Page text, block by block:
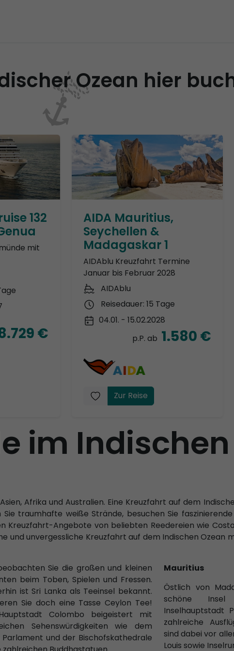
Ozean hier
132
mit
€
AIDA Mauritius,
Seychellen &
Madagaskar 1
AIDAblu Kreuzfahrt Termine
Januar bis Februar 2028
AIDAblu
Reisedauer: 15 Tage
04.01. - 15.02.2028
p.P. ab 1.580 €
Zur Reise
im
Afrika und Australien. Eine Kreuzfahrt auf dem
traumhafte weiße Strände, besuchen Sie
Kreuzfahrt-Angebote von beliebten Reedereien wie
und unvergessliche Kreuzfahrt auf dem Indischen Ozean
Sie die großen und kleinen
beim Toben, Spielen und Fressen.
ist Sri Lanka als Teeinsel bekannt.
Sie doch eine Tasse Ceylon Tee!
Colombo beigeistert mit
Sehenswürdigkeiten wie dem
und der Bischofskathedrale
Mauritius
Östlich von
schöne
Inselhauptstadt
zahlreiche
sind dabei vor
Louis sowie